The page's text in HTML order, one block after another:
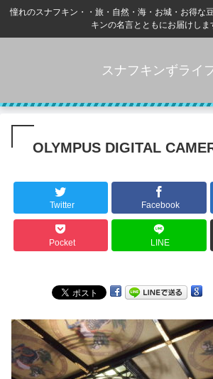
憧れのスナフキン・・旅・自然・海・お城・お得な
キンの名言とともにお届けしま
スナフキンずライ
OLYMPUS DIGITAL
Twitter Facebook
Pocket LINE